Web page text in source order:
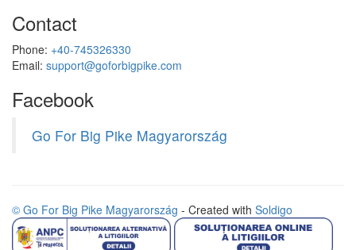
Contact
Phone: +40-745326330
Email: support@goforbigpike.com
Facebook
Go For Big Pike Magyarország
© Go For Big Pike Magyarország - Created with Soldigo